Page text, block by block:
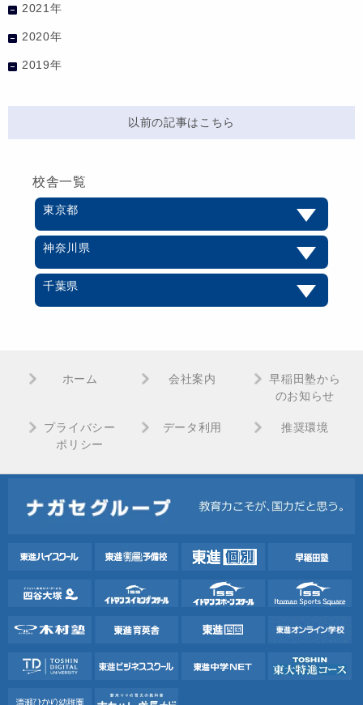
2021年
2020年
2019年
以前の記事はこちら
校舎一覧
東京都
神奈川県
千葉県
ホーム 会社案内
早稲田塾から
のお知らせ
プライバシー
ポリシー
データ利用 推奨環境